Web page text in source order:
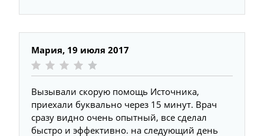
Мария, 19 июля 2017
Вызывали скорую помощь Источника,
приехали буквально через 15 минут. Врач
сразу видно очень опытный, все сделал
быстро и эффективно. на следующий день